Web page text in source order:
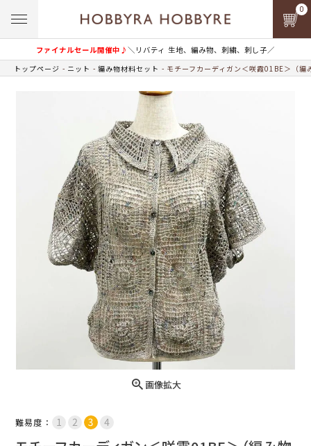
ファイナルセール開催中♪＼リバティ 生地、編み物、刺繍、刺し子／
0
トップページ ニット 編み物材料セット モチーフカーディガン＜咲霞01BE＞（編
画像拡大
難易度：